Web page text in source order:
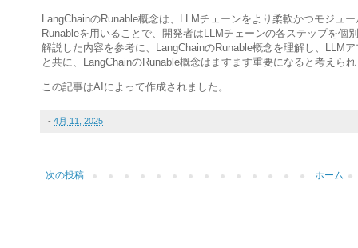
LangChainのRunable概念は、LLMチェーンをより柔軟かつモジュ
Runableを用いることで、開発者はLLMチェーンの各ステップを個
解説した内容を参考に、LangChainのRunable概念を理解し、LLM
と共に、LangChainのRunable概念はますます重要になると考えら
この記事はAIによって作成されました。
- 4月 11, 2025
次の投稿 ホーム